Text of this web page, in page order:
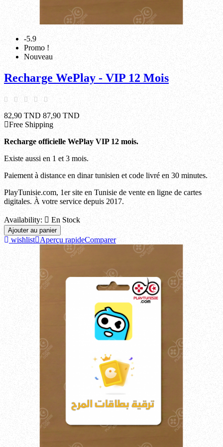
-5.9
Promo !
Nouveau
Recharge WePlay - VIP 12 Mois
82,90 TND 87,90 TND
Free Shipping
Recharge officielle WePlay VIP 12 mois.
Existe aussi en 1 et 3 mois.
Paiement à distance en dinar tunisien et code livré en 30 minutes.
PlayTunisie.com, 1er site en Tunisie de vente en ligne de cartes
digitales. À votre service depuis 2017.
Availability:  En Stock
Ajouter au panier
wishlist Aperçu rapideComparer